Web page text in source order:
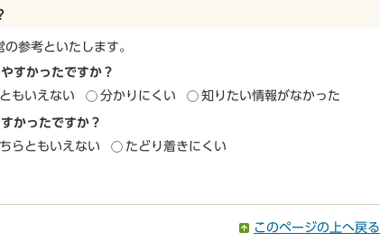
参考といたします。
すかったですか？
もいえない 分かりにくい 知りたい情報がなかった
かったですか？
らともいえない たどり着きにくい
このページの上へ戻る